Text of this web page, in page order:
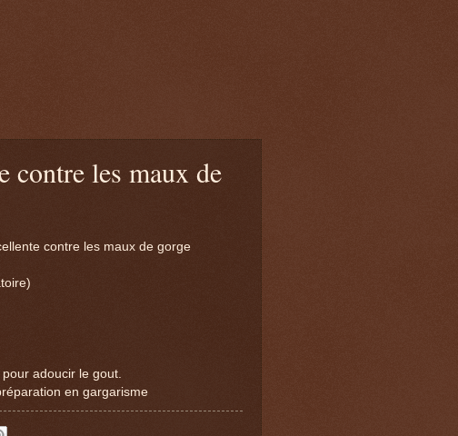
contre les maux de
contre les maux de gorge
adoucir le gout.
en gargarisme